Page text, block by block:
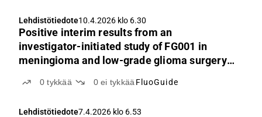
Lehdistötiedote10.4.2026 klo 6.30
Positive interim results from an
investigator-initiated study of FG001 in
meningioma and low-grade glioma surgery,
0tykkää 0ei tykkää FluoGuide
Lehdistötiedote7.4.2026 klo 6.53